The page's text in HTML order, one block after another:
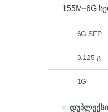
155M~6G
6G SFP
3.125 გ
1G
დუპლექსი